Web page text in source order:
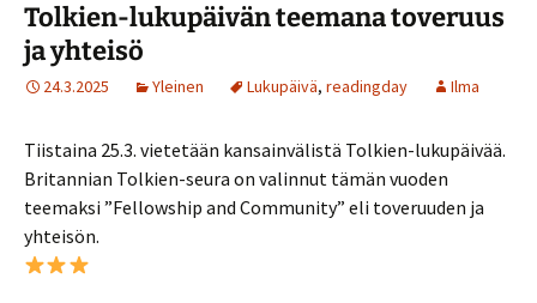
Tolkien-lukupäivän teemana toveruus
ja yhteisö
24.3.2025 Yleinen Lukupäivä, readingday Ilma
Tiistaina 25.3. vietetään kansainvälistä Tolkien-lukupäivää.
Britannian Tolkien-seura on valinnut tämän vuoden
teemaksi ”Fellowship and Community” eli toveruuden ja
yhteisön.